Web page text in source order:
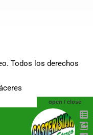
. Todos los derechos
open / close